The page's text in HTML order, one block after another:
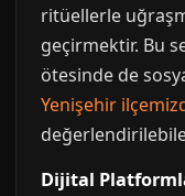
ritüellerle
geçirmektir. Bu
ötesinde de
Yenişehir
Dijital